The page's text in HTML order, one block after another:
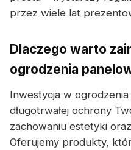
przez wiele lat
Dlaczego warto
ogrodzenia
Inwestycja w
długotrwałej ochrony
zachowaniu estetyki
Oferujemy produkty,